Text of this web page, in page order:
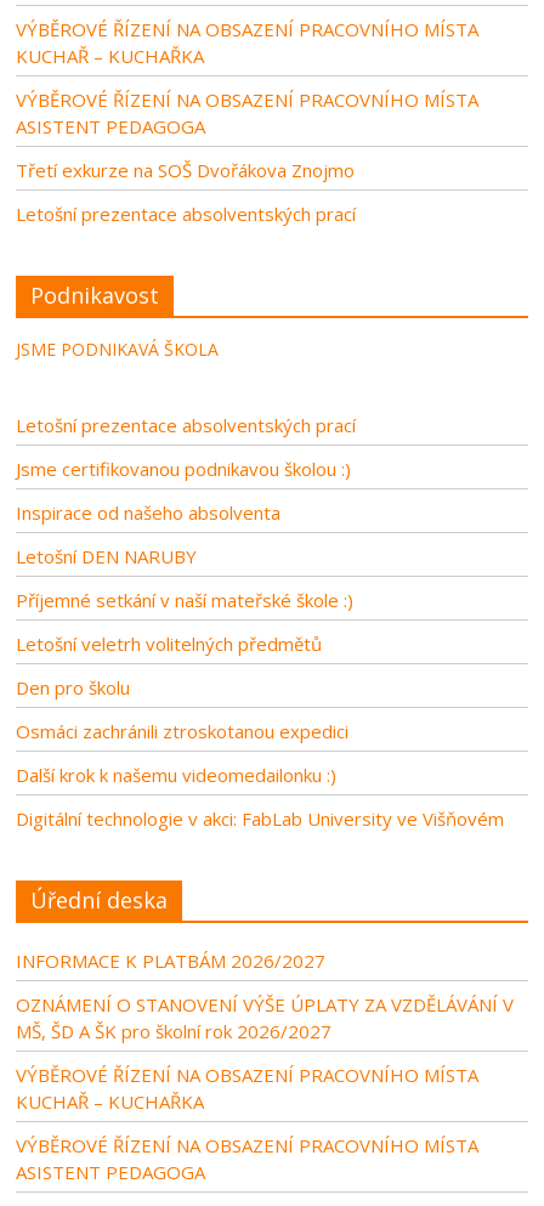
VÝBĚROVÉ ŘÍZENÍ NA OBSAZENÍ PRACOVNÍHO MÍSTA
KUCHAŘ – KUCHAŘKA
VÝBĚROVÉ ŘÍZENÍ NA OBSAZENÍ PRACOVNÍHO MÍSTA
ASISTENT PEDAGOGA
Třetí exkurze na SOŠ Dvořákova Znojmo
Letošní prezentace absolventských prací
Podnikavost
JSME PODNIKAVÁ ŠKOLA
Letošní prezentace absolventských prací
Jsme certifikovanou podnikavou školou :)
Inspirace od našeho absolventa
Letošní DEN NARUBY
Příjemné setkání v naší mateřské škole :)
Letošní veletrh volitelných předmětů
Den pro školu
Osmáci zachránili ztroskotanou expedici
Další krok k našemu videomedailonku :)
Digitální technologie v akci: FabLab University ve Višňovém
Úřední deska
INFORMACE K PLATBÁM 2026/2027
OZNÁMENÍ O STANOVENÍ VÝŠE ÚPLATY ZA VZDĚLÁVÁNÍ V
MŠ, ŠD A ŠK pro školní rok 2026/2027
VÝBĚROVÉ ŘÍZENÍ NA OBSAZENÍ PRACOVNÍHO MÍSTA
KUCHAŘ – KUCHAŘKA
VÝBĚROVÉ ŘÍZENÍ NA OBSAZENÍ PRACOVNÍHO MÍSTA
ASISTENT PEDAGOGA